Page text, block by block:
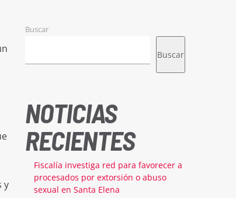
y
Buscar
Buscar
NOTICIAS
RECIENTES
Fiscalía investiga red para favorecer a
procesados por extorsión o abuso
sexual en Santa Elena